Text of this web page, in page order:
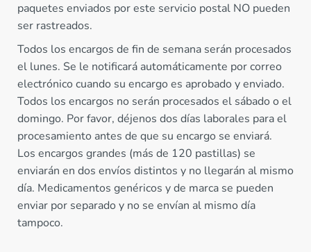
paquetes enviados por este servicio postal NO pueden
ser rastreados.
Todos los encargos de fin de semana serán procesados
el lunes. Se le notificará automáticamente por correo
electrónico cuando su encargo es aprobado y enviado.
Todos los encargos no serán procesados el sábado o el
domingo. Por favor, déjenos dos días laborales para el
procesamiento antes de que su encargo se enviará.
Los encargos grandes (más de 120 pastillas) se
enviarán en dos envíos distintos y no llegarán al mismo
día. Medicamentos genéricos y de marca se pueden
enviar por separado y no se envían al mismo día
tampoco.